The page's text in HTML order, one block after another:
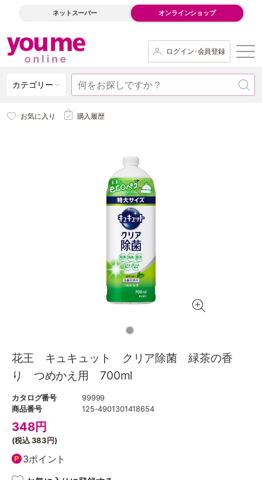
ネットスーパー オンラインショップ
ログイン･会員登録
カテゴリー
お気に入り 購入履歴
花王 キュキュット クリア除菌 緑茶の香
り つめかえ用 700ml
カタログ番号
99999
商品番号
125-4901301418654
348円
(税込383円)
3ポイント